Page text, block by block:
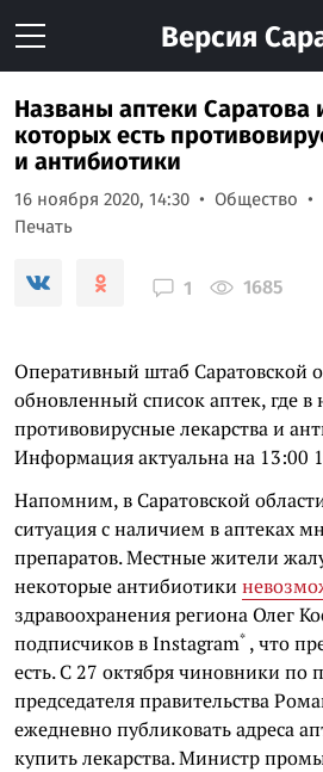
Версия
Названы аптеки Саратова
которых есть
и антибиотики
16 ноября 2020, 14:30 Общество
Печать
1 1685
Оперативный штаб Саратовской
обновленный список аптек, где в
противовирусные лекарства и
Информация актуальна на 13:00
Напомним, в Саратовской
ситуация с наличием в аптеках
препаратов. Местные жители
некоторые антибиотики
здравоохранения региона Олег
подписчиков вInstagram* , что
есть. С 27 октября чиновники по
председателя правительства
ежедневно публиковать адреса
купить лекарства. Министр